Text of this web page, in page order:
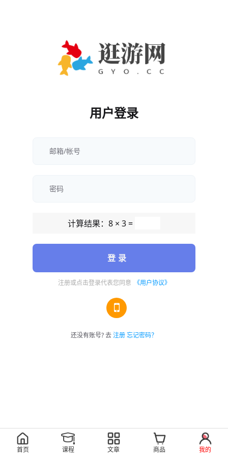
用户登录
计算结果：8 × 3 =
登 录
注册或点击登录代表您同意 《用户协议》
还没有账号? 去注册忘记密码？
首页 课程 文章 商品 我的